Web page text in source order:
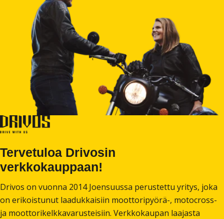
Tervetuloa Drivosin
verkkokauppaan!
Drivos on vuonna 2014 Joensuussa perustettu yritys, joka
on erikoistunut laadukkaisiin moottoripyörä-, motocross-
ja moottorikelkkavarusteisiin. Verkkokaupan laajasta